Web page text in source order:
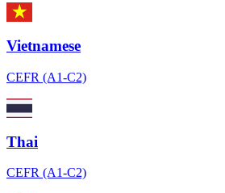
Vietnamese
CEFR (A1-C2)
Thai
CEFR (A1-C2)